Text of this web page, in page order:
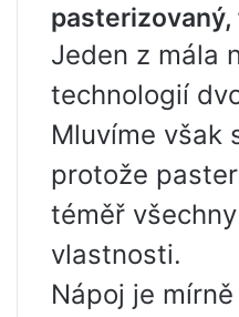
Jeden z mála
technologií
Mluvíme však
protože
téměř
vlastnosti.
Nápoj je